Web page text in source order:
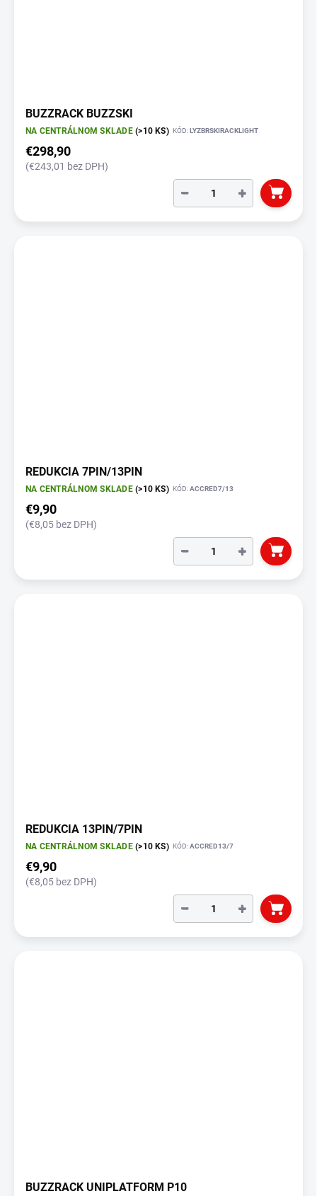
BUZZRACK BUZZSKI
NA CENTRÁLNOM SKLADE(>10 KS) KÓD:LYZBRSKIRACKLIGHT
€298,90
(€243,01 bez DPH)
+
−
REDUKCIA 7PIN/13PIN
NA CENTRÁLNOM SKLADE(>10 KS) KÓD:ACCRED7/13
€9,90
(€8,05 bez DPH)
+
−
REDUKCIA 13PIN/7PIN
NA CENTRÁLNOM SKLADE(>10 KS) KÓD:ACCRED13/7
€9,90
(€8,05 bez DPH)
+
−
BUZZRACK UNIPLATFORM P10